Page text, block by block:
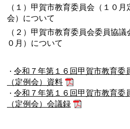
（１）甲賀市教育委員会（１０月
会）について
（２）甲賀市教育委員会委員協議
０月）について
・ 令和７年第１６回甲賀市教育委
（定例会）資料
・ 令和７年第１６回甲賀市教育委
（定例会）会議録